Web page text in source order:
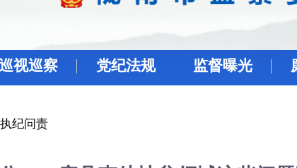
视巡察 党纪法规 监督曝光
纪问责